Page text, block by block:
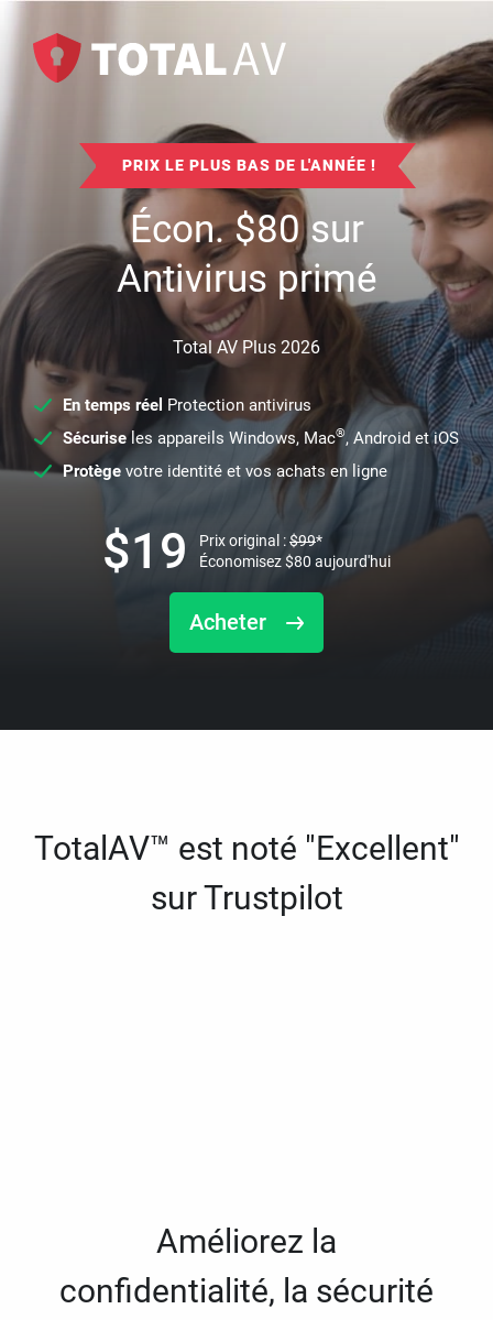
PRIX LE PLUS BAS DE L'ANNÉE !
Écon.$80sur
Antivirus primé
Total AV Plus 2026
En temps réel Protection antivirus
Sécuriseles appareils Windows, Mac®, Android et iOS
Protège votre identité et vos achats en ligne
Acheter
$19 Prix original :$99*
Économisez$80 aujourd'hui
TotalAV™ est noté "Excellent"
sur Trustpilot
Améliorez la
confidentialité, la sécurité